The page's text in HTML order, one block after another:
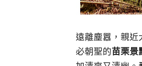
遠離塵囂，親近
必朝聖的苗栗景